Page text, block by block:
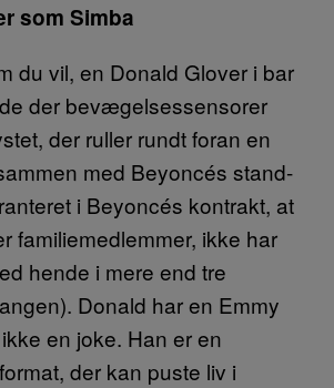
som Simba
du vil, en Donald Glover i bar
der bevægelsessensorer
der ruller rundt foran en
med Beyoncés stand-
i Beyoncés kontrakt, at
familiemedlemmer, ikke har
hende i mere end tre
Donald har en Emmy
en joke. Han er en
der kan puste liv i